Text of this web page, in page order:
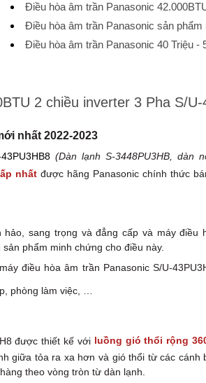
Điều hòa âm trần Panasonic
Điều hòa âm trần Panasonic sản phẩm
Điều hòa âm trần Panasonic 40 Triệu -
2 chiều inverter 3 Pha S/U-
nhất 2022-2023
(Dàn lạnh S-3448PU3HB, dàn
nhất được hãng Panasonic chính thức
sang trọng và đẳng cấp và máy điều
phẩm minh chứng cho điều này.
điều hòa âm trần Panasonic S/U-
phòng làm việc, …
được thiết kế với luồng gió thổi rộng
giữa tỏa ra xa hơn và gió thổi từ các cánh
theo vòng tròn từ dàn lạnh.